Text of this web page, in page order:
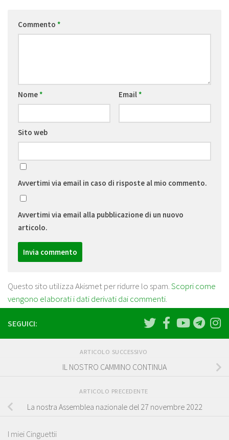
Commento *
Nome* Email*
Sito web
Avvertimi via email in caso di risposte al mio commento.
Avvertimi via email alla pubblicazione di un nuovo
articolo.
Questo sito utilizza Akismet per ridurre lo spam.Scopri come
vengono elaborati i dati derivati dai commenti.
SEGUICI:
ARTICOLO SUCCESSIVO
IL NOSTRO CAMMINO CONTINUA
ARTICOLO PRECEDENTE
La nostra Assemblea nazionale del 27 novembre 2022
I miei Cinguettii